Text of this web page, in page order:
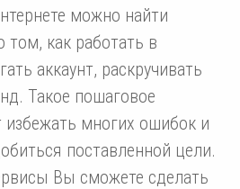
можно найти
как работать в
аккаунт, раскручивать
Такое пошаговое
избежать многих ошибок и
поставленной цели.
Вы сможете сделать